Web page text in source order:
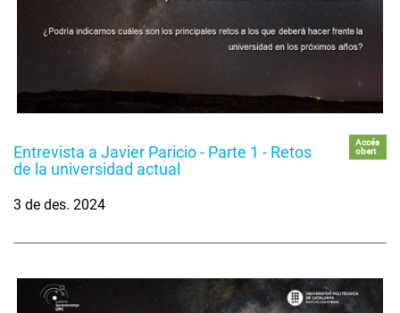
Entrevista a Javier Paricio - Parte 1 - Retos
de la universidad actual
Accés
obert
3 de des. 2024